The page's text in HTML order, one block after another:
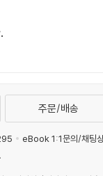
주문/배송
eBook 1:1문의/채팅